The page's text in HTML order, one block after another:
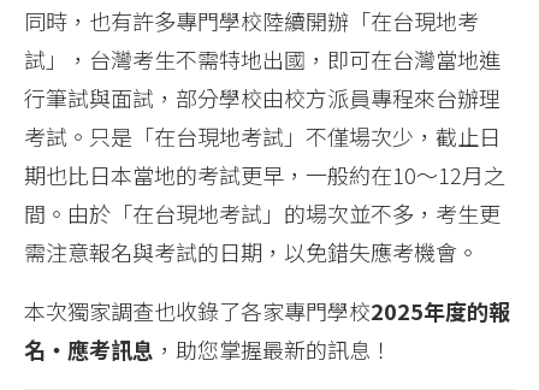
同時，也有許多專門學校陸續開辦「在台現地考
試」，台灣考生不需特地出國，即可在台灣當地進
行筆試與面試，部分學校由校方派員專程來台辦理
考試。只是「在台現地考試」不僅場次少，截止日
期也比日本當地的考試更早，一般約在10～12月之
間。由於「在台現地考試」的場次並不多，考生更
需注意報名與考試的日期，以免錯失應考機會。
本次獨家調查也收錄了各家專門學校2025年度的報
名‧應考訊息 ，助您掌握最新的訊息！